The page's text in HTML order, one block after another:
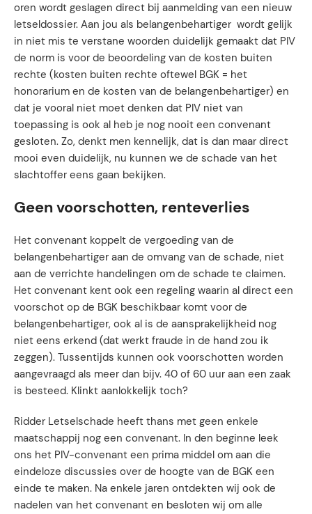
oren wordt geslagen direct bij aanmelding van een nieuw
letseldossier. Aan jou als belangenbehartiger wordt gelijk
in niet mis te verstane woorden duidelijk gemaakt dat PIV
de norm is voor de beoordeling van de kosten buiten
rechte (kosten buiten rechte oftewel BGK = het
honorarium en de kosten van de belangenbehartiger) en
dat je vooral niet moet denken dat PIV niet van
toepassing is ook al heb je nog nooit een convenant
gesloten. Zo, denkt men kennelijk, dat is dan maar direct
mooi even duidelijk, nu kunnen we de schade van het
slachtoffer eens gaan bekijken.
Geen voorschotten, renteverlies
Het convenant koppelt de vergoeding van de
belangenbehartiger aan de omvang van de schade, niet
aan de verrichte handelingen om de schade te claimen.
Het convenant kent ook een regeling waarin al direct een
voorschot op de BGK beschikbaar komt voor de
belangenbehartiger, ook al is de aansprakelijkheid nog
niet eens erkend (dat werkt fraude in de hand zou ik
zeggen). Tussentijds kunnen ook voorschotten worden
aangevraagd als meer dan bijv. 40 of 60 uur aan een zaak
is besteed. Klinkt aanlokkelijk toch?
Ridder Letselschade heeft thans met geen enkele
maatschappij nog een convenant. In den beginne leek
ons het PIV-convenant een prima middel om aan die
eindeloze discussies over de hoogte van de BGK een
einde te maken. Na enkele jaren ontdekten wij ook de
nadelen van het convenant en besloten wij om alle